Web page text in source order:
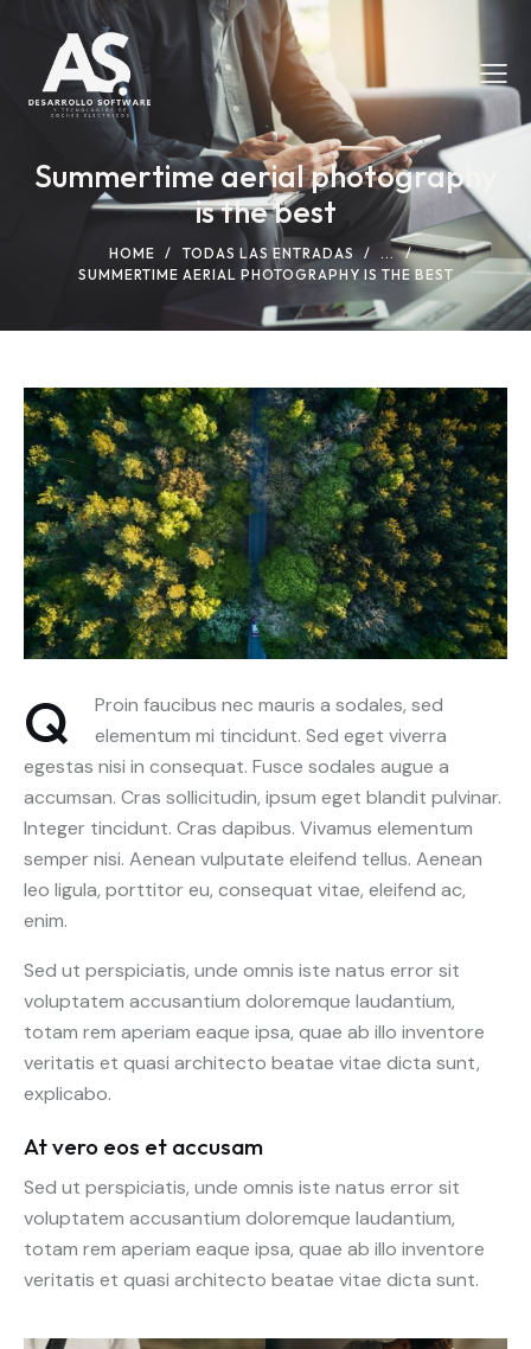
Summertime aerial photography
is the best
HOME TODAS LAS ENTRADAS
...
SUMMERTIME AERIAL PHOTOGRAPHY IS THE BEST
Q
Proin faucibus nec mauris a sodales, sed
elementum mi tincidunt. Sed eget viverra
egestas nisi in consequat. Fusce sodales augue a
accumsan. Cras sollicitudin, ipsum eget blandit pulvinar.
Integer tincidunt. Cras dapibus. Vivamus elementum
semper nisi. Aenean vulputate eleifend tellus. Aenean
leo ligula, porttitor eu, consequat vitae, eleifend ac,
enim.
Sed ut perspiciatis, unde omnis iste natus error sit
voluptatem accusantium doloremque laudantium,
totam rem aperiam eaque ipsa, quae ab illo inventore
veritatis et quasi architecto beatae vitae dicta sunt,
explicabo.
At vero eos et accusam
Sed ut perspiciatis, unde omnis iste natus error sit
voluptatem accusantium doloremque laudantium,
totam rem aperiam eaque ipsa, quae ab illo inventore
veritatis et quasi architecto beatae vitae dicta sunt.